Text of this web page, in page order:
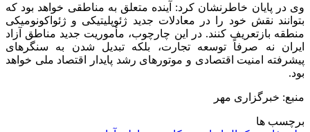
وی در پایان خاطرنشان کرد: آینده متعلق به مناطقی خواهد بود که
بتوانند نقش خود را در معادلات جدید ژئوپلیتیکی و ژئواکونومیکی
منطقه بازتعریف کنند. در این چارچوب، مأموریت جدید مناطق آزاد
ایران نه صرفاً توسعه تجارت، بلکه تبدیل شدن به سنگرهای
پیشرفته امنیت اقتصادی و موتورهای رشد پایدار اقتصاد ملی خواهد
بود.
منبع: خبرگزاری مهر
برچسب ها